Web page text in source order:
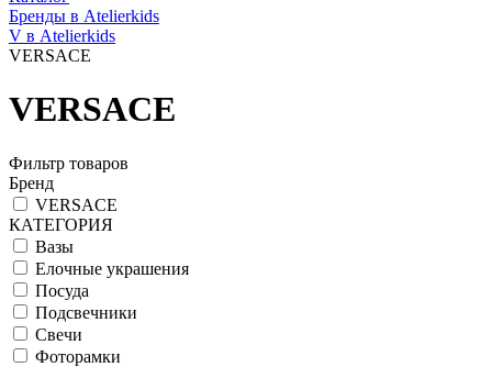
Бренды в Atelierkids
V в Atelierkids
VERSACE
VERSACE
Фильтр товаров
Бренд
VERSACE
КАТЕГОРИЯ
Вазы
Елочные украшения
Посуда
Подсвечники
Свечи
Фоторамки